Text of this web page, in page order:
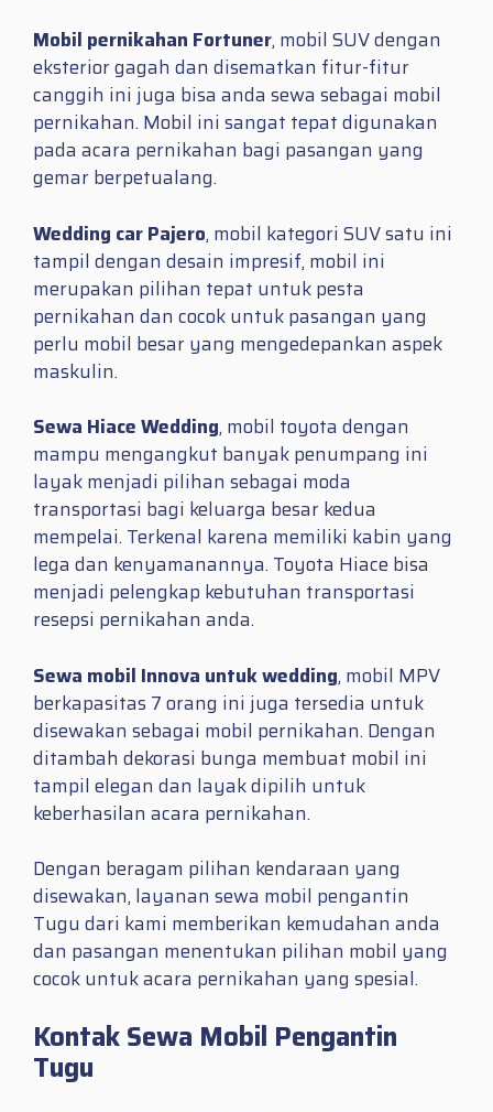
Mobil pernikahan Fortuner, mobil SUV dengan
eksterior gagah dan disematkan fitur-fitur
canggih ini juga bisa anda sewa sebagai mobil
pernikahan. Mobil ini sangat tepat digunakan
pada acara pernikahan bagi pasangan yang
gemar berpetualang.
Wedding car Pajero, mobil kategori SUV satu ini
tampil dengan desain impresif, mobil ini
merupakan pilihan tepat untuk pesta
pernikahan dan cocok untuk pasangan yang
perlu mobil besar yang mengedepankan aspek
maskulin.
Sewa Hiace Wedding, mobil toyota dengan
mampu mengangkut banyak penumpang ini
layak menjadi pilihan sebagai moda
transportasi bagi keluarga besar kedua
mempelai. Terkenal karena memiliki kabin yang
lega dan kenyamanannya. Toyota Hiace bisa
menjadi pelengkap kebutuhan transportasi
resepsi pernikahan anda.
Sewa mobil Innova untuk wedding, mobil MPV
berkapasitas 7 orang ini juga tersedia untuk
disewakan sebagai mobil pernikahan. Dengan
ditambah dekorasi bunga membuat mobil ini
tampil elegan dan layak dipilih untuk
keberhasilan acara pernikahan.
Dengan beragam pilihan kendaraan yang
disewakan, layanan sewa mobil pengantin
Tugu dari kami memberikan kemudahan anda
dan pasangan menentukan pilihan mobil yang
cocok untuk acara pernikahan yang spesial.
Kontak Sewa Mobil Pengantin
Tugu